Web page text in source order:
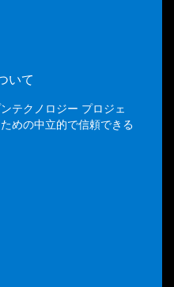
いて
テクノロジー プロジェ
めの中立的で信頼できる